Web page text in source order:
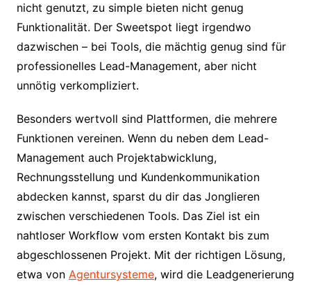
nicht genutzt, zu simple bieten nicht genug
Funktionalität. Der Sweetspot liegt irgendwo
dazwischen – bei Tools, die mächtig genug sind für
professionelles Lead-Management, aber nicht
unnötig verkompliziert.
Besonders wertvoll sind Plattformen, die mehrere
Funktionen vereinen. Wenn du neben dem Lead-
Management auch Projektabwicklung,
Rechnungsstellung und Kundenkommunikation
abdecken kannst, sparst du dir das Jonglieren
zwischen verschiedenen Tools. Das Ziel ist ein
nahtloser Workflow vom ersten Kontakt bis zum
abgeschlossenen Projekt. Mit der richtigen Lösung,
etwa von Agentursysteme, wird die Leadgenerierung